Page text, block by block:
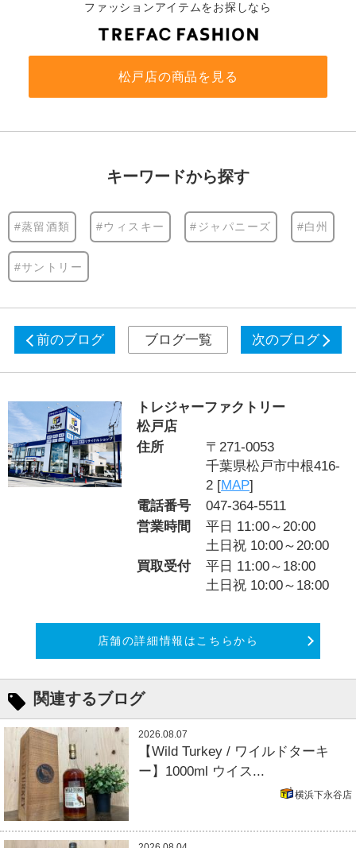
ファッションアイテムをお探しなら
松戸店の商品を見る
キーワードから探す
#蒸留酒類 #ウィスキー #ジャパニーズ #白州
#サントリー
前のブログ ブログ一覧 次のブログ
トレジャーファクトリー
松戸店
住所
〒271-0053
千葉県松戸市中根416-
2 [MAP]
電話番号
047-364-5511
営業時間
平日 11:00～20:00
土日祝 10:00～20:00
買取受付
平日 11:00～18:00
土日祝 10:00～18:00
店舗の詳細情報はこちらから
関連するブログ
2026.08.07
【Wild Turkey / ワイルドターキ
ー】1000ml ウイス...
横浜下永谷店